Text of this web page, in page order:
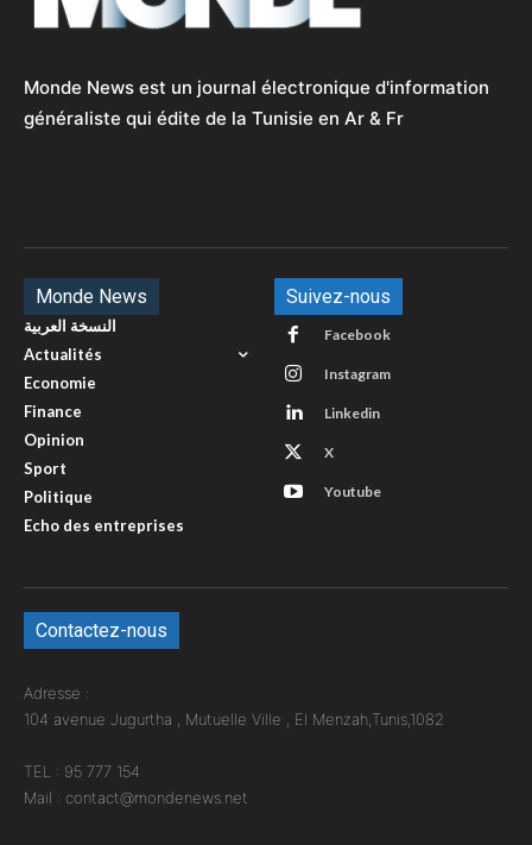
Monde News est un journal électronique d'information
généraliste qui édite de la Tunisie en Ar & Fr
Monde News
النسخة العربية
Actualités
Economie
Finance
Opinion
Sport
Politique
Echo des entreprises
Suivez-nous
Facebook
Instagram
Linkedin
X
Youtube
Contactez-nous
Adresse :
104 avenue Jugurtha , Mutuelle Ville , El Menzah,Tunis,1082
TEL : 95 777 154
Mail : contact@mondenews.net